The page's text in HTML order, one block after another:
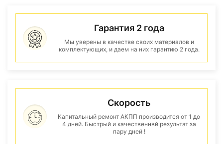
Гарантия 2 года
Мы уверены в качестве своих материалов и
комплектующих, и даем на них гарантию 2 года.
Скорость
Капитальный ремонт АКПП производится от 1 до
4 дней. Быстрый и качественнвй результат за
пару дней !